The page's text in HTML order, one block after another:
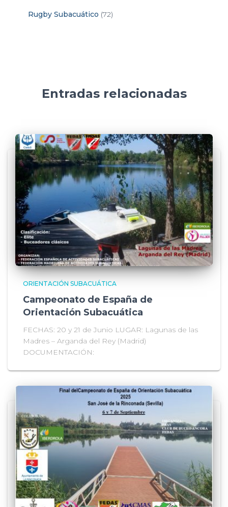
Rugby Subacuático (72)
Entradas relacionadas
ORIENTACIÓN SUBACUÁTICA
Campeonato de España de
Orientación Subacuática
FECHAS: 20 y 21 de Junio LUGAR: Lagunas de las
Madres – Arganda del Rey (Madrid)
DOCUMENTACIÓN: